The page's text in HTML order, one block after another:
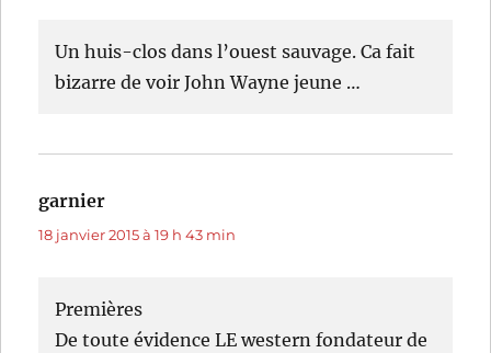
Un huis-clos dans l’ouest sauvage. Ca fait
bizarre de voir John Wayne jeune …
garnier
18 janvier 2015 à 19 h 43 min
Premières
De toute évidence LE western fondateur de